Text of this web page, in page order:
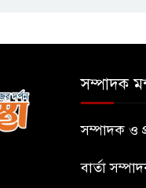
সম্পাদক
সম্পাদক ও
বার্তা